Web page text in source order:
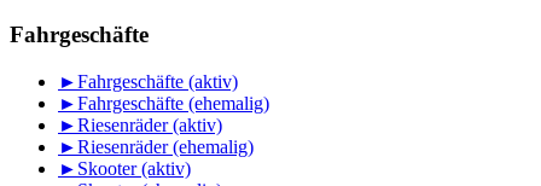
Fahrgeschäfte
►Fahrgeschäfte (aktiv)
►Fahrgeschäfte (ehemalig)
►Riesenräder (aktiv)
►Riesenräder (ehemalig)
► Skooter (aktiv)